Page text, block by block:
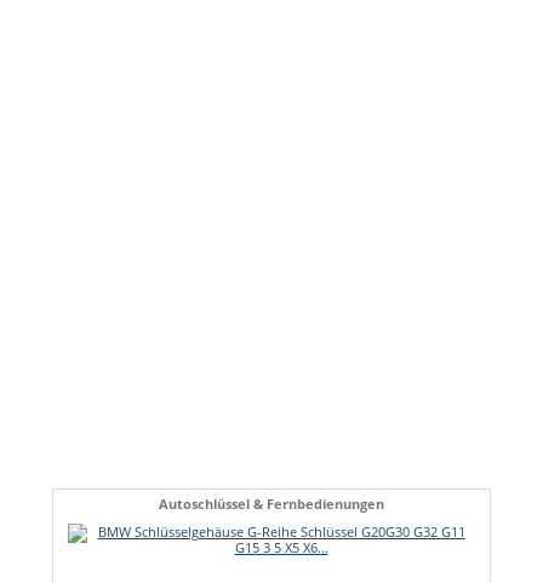
Autoschlüssel & Fernbedienungen